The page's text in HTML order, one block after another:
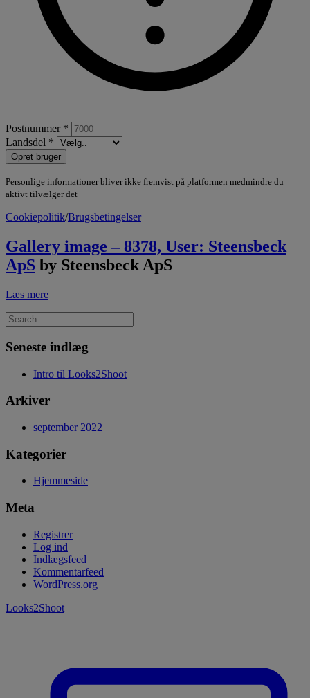
Postnummer *
Landsdel *
Opret bruger
Personlige informationer bliver ikke fremvist på platformen medmindre du
aktivt tilvælger det
Cookiepolitik/Brugsbetingelser
Gallery image – 8378, User: Steensbeck
ApS by Steensbeck ApS
Læs mere
Seneste indlæg
Intro til Looks2Shoot
Arkiver
september 2022
Kategorier
Hjemmeside
Meta
Registrer
Log ind
Indlægsfeed
Kommentarfeed
WordPress.org
Looks2Shoot